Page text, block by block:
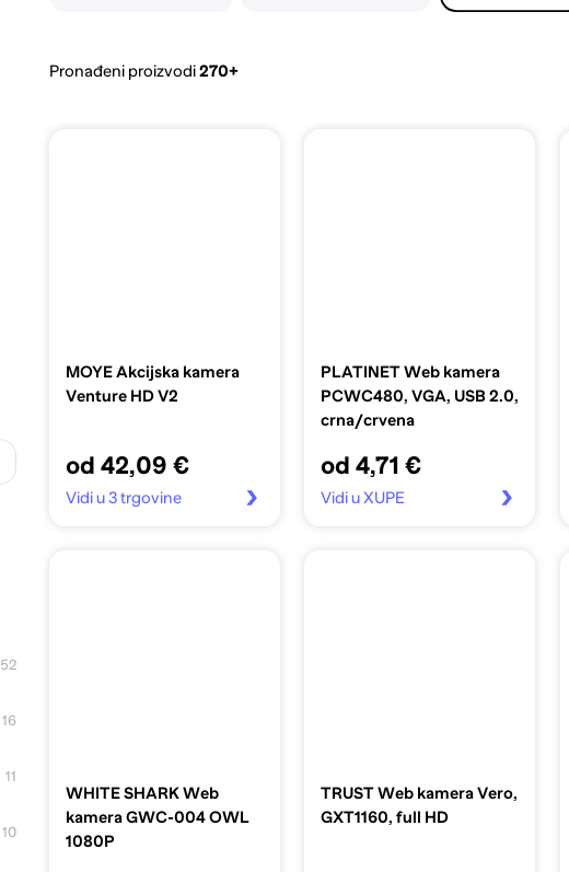
52
16
11
10
Pronađeni proizvodi270+
MOYE Akcijska kamera
Venture HD V2
od 42,09 €
Vidi u 3 trgovine
PLATINET Web kamera
PCWC480, VGA, USB 2.0,
crna/crvena
od 4,71 €
Vidi u XUPE
WHITE SHARK Web
kamera GWC-004 OWL
1080P
TRUST Web kamera Vero,
GXT1160, full HD